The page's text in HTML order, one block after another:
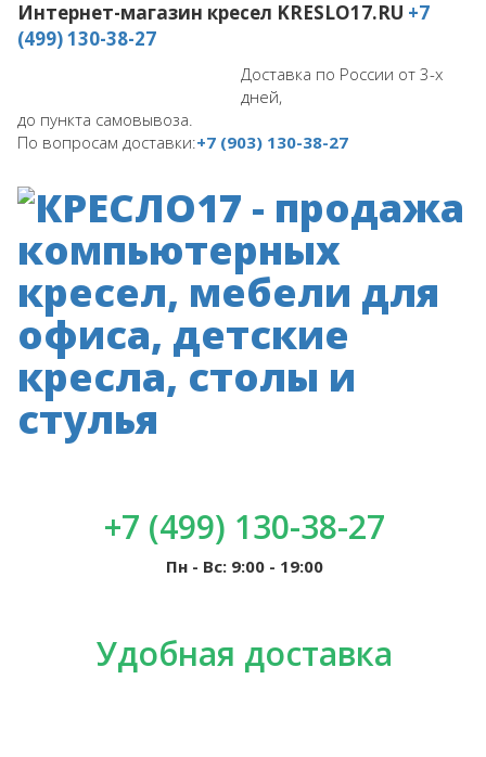
Интернет-магазин кресел KRESLO17.RU +7
(499) 130-38-27
Доставка по России от 3-х
дней,
до пункта самовывоза.
По вопросам доставки:+7 (903) 130-38-27
+7 (499) 130-38-27
Пн - Вс: 9:00 - 19:00
Удобная доставка